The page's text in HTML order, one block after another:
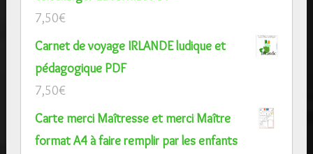
7,50€
Carnet de voyage IRLANDE ludique et
pédagogique PDF
7,50€
Carte merci Maîtresse et merci Maître
format A4 à faire remplir par les enfants